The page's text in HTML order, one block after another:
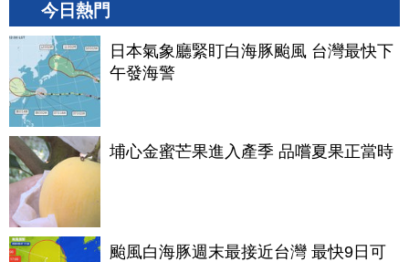
今日熱門
日本氣象廳緊盯白海豚颱風 台灣最快下
午發海警
埔心金蜜芒果進入產季 品嚐夏果正當時
颱風白海豚週末最接近台灣 最快9日可